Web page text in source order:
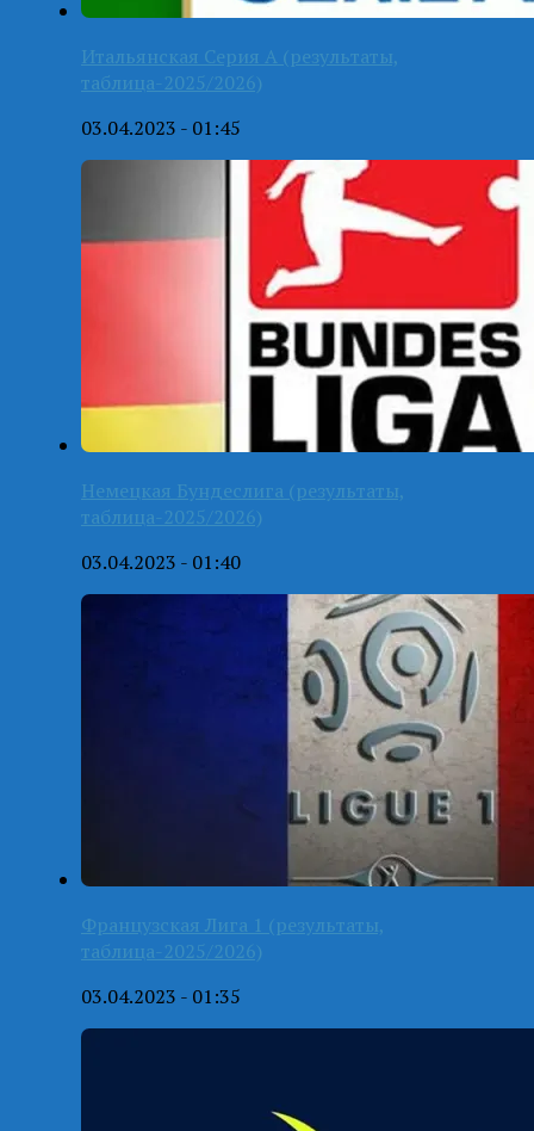
Итальянская Серия А (результаты,
таблица-2025/2026)
03.04.2023 - 01:45
Немецкая Бундеслига (результаты,
таблица-2025/2026)
03.04.2023 - 01:40
Французская Лига 1 (результаты,
таблица-2025/2026)
03.04.2023 - 01:35